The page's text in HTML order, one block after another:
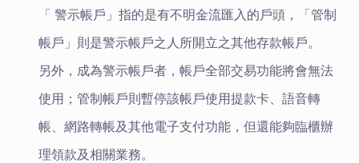
「 警示帳戶」指的是有不明金流匯入的戶頭，「管制
帳戶」則是警示帳戶之人所開立之其他存款帳戶。
另外，成為警示帳戶者，帳戶全部交易功能將會無法
使用；管制帳戶則暫停該帳戶使用提款卡、語音轉
帳、網路轉帳及其他電子支付功能，但還能夠臨櫃辦
理領款及相關業務。